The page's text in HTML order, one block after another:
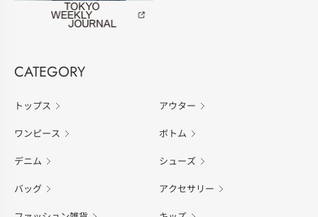
CATEGORY
トップス アウター
ワンピース ボトム
デニム シューズ
バッグ アクセサリー